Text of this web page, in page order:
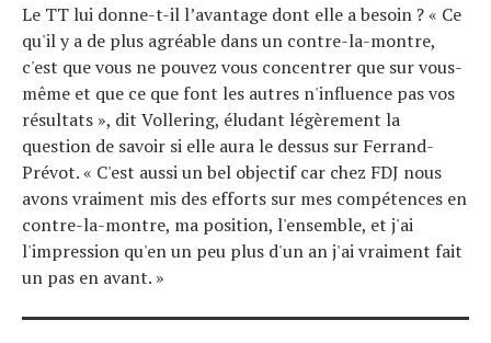
Le TT lui donne-t-il l’avantage dont elle a besoin ? « Ce
qu'il y a de plus agréable dans un contre-la-montre,
c'est que vous ne pouvez vous concentrer que sur vous-
même et que ce que font les autres n'influence pas vos
résultats », dit Vollering, éludant légèrement la
question de savoir si elle aura le dessus sur Ferrand-
Prévot. « C'est aussi un bel objectif car chez FDJ nous
avons vraiment mis des efforts sur mes compétences en
contre-la-montre, ma position, l'ensemble, et j'ai
l'impression qu'en un peu plus d'un an j'ai vraiment fait
un pas en avant. »